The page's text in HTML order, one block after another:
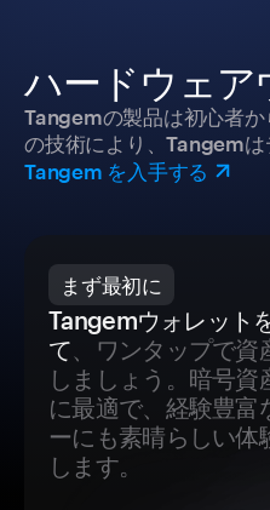
ハードウェア
Tangemの製品は初心者
の技術により、Tangem
Tangem を入手する
まず最初に
Tangemウォレット
て、ワンタップで資
しましょう。暗号資
に最適で、経験豊富
ーにも素晴らしい体
します。